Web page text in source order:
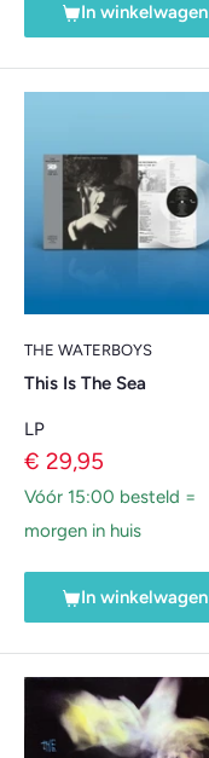
In winkelwagen
THE WATERBOYS
This Is The Sea
LP
Verkoopprijs
€ 29,95
Vóór 15:00 besteld =
morgen in huis
In winkelwagen